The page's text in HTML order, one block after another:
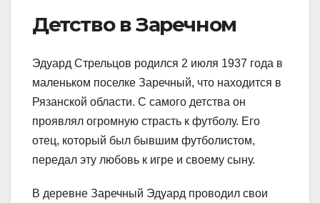
Детство в Заречном
Эдуард Стрельцов родился 2 июля 1937 года в
маленьком поселке Заречный, что находится в
Рязанской области. С самого детства он
проявлял огромную страсть к футболу. Его
отец, который был бывшим футболистом,
передал эту любовь к игре и своему сыну.
В деревне Заречный Эдуард проводил свои